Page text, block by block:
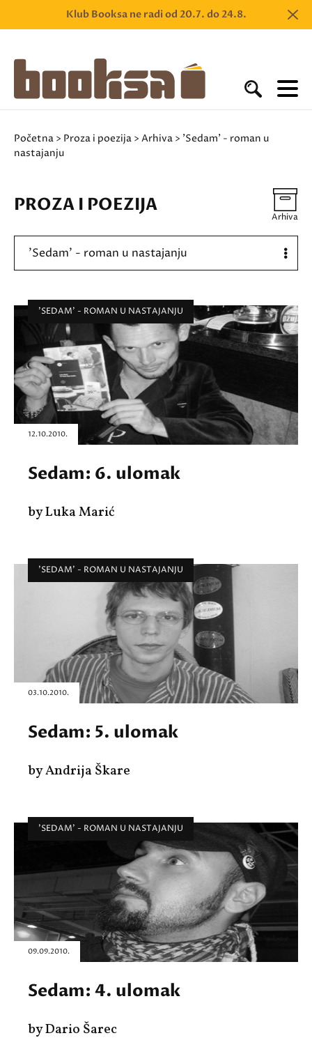
Klub Booksa ne radi od 20.7. do 24.8.
Početna > Proza i poezija > Arhiva > 'Sedam' - roman u
nastajanju
PROZA I POEZIJA
'Sedam' - roman u nastajanju
Arhiva
'SEDAM' - ROMAN U NASTAJANJU
12.10.2010.
Sedam: 6. ulomak
by Luka Marić
'SEDAM' - ROMAN U NASTAJANJU
03.10.2010.
Sedam: 5. ulomak
by Andrija Škare
'SEDAM' - ROMAN U NASTAJANJU
09.09.2010.
Sedam: 4. ulomak
by Dario Šarec